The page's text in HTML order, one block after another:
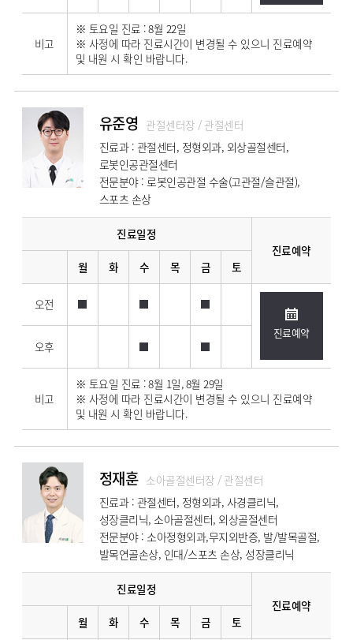
비고
※ 토요일 진료 : 8월 22일
※ 사정에 따라 진료시간이 변경될 수 있으니 진료예약
및 내원 시 확인 바랍니다.
유준영 관절센터장 / 관절센터
진료과 : 관절센터, 정형외과, 외상골절센터,
로봇인공관절센터
전문분야 : 로봇인공관절 수술(고관절/슬관절),
스포츠 손상
진료일정
진료예약
월
화 수 목 금 토
오전
진료예약
오후
비고
※ 토요일 진료 : 8월 1일, 8월 29일
※ 사정에 따라 진료시간이 변경될 수 있으니 진료예약
및 내원 시 확인 바랍니다.
정재훈 소아골절센터장 / 관절센터
진료과 : 관절센터, 정형외과, 사경클리닉,
성장클리닉, 소아골절센터, 외상골절센터
전문분야 : 소아정형외과,무지외반증, 발/발목골절,
발목연골손상, 인대/스포츠 손상, 성장클리닉
진료일정
진료예약
월
화 수 목 금 토